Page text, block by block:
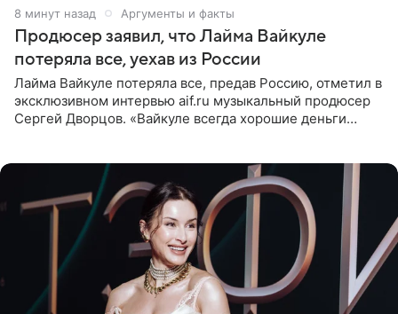
8 минут назад Аргументы и факты
Продюсер заявил, что Лайма Вайкуле
потеряла все, уехав из России
Лайма Вайкуле потеряла все, предав Россию, отметил в
эксклюзивном интервью aif.ru музыкальный продюсер
Сергей Дворцов. «Вайкуле всегда хорошие деньги